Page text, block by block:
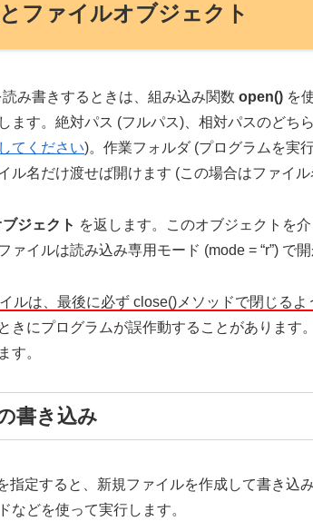
ファイルオブジェクト
み書きするときは、組み込み関数 open() を
ます。絶対パス (フルパス)、相対パスのどち
てください)。作業フォルダ (プログラムを実
ル名だけ渡せば開けます (この場合はファイル
ジェクト を返します。このオブジェクトを
ァイルは読み込み専用モード (mode = “r”) で開
ルは、最後に必ず close()メソッドで閉じるよ
きにプログラムが誤作動することがあります
す。
書き込み
指定すると、新規ファイルを作成して書き込
などを使って実行します。